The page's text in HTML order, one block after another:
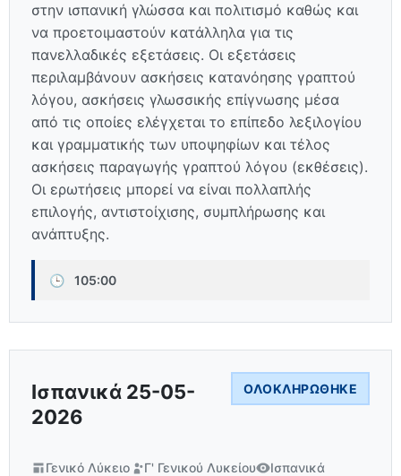
στην ισπανική γλώσσα και πολιτισμό καθώς και
να προετοιμαστούν κατάλληλα για τις
πανελλαδικές εξετάσεις. Οι εξετάσεις
περιλαμβάνουν ασκήσεις κατανόησης γραπτού
λόγου, ασκήσεις γλωσσικής επίγνωσης μέσα
από τις οποίες ελέγχεται το επίπεδο λεξιλογίου
και γραμματικής των υποψηφίων και τέλος
ασκήσεις παραγωγής γραπτού λόγου (εκθέσεις).
Οι ερωτήσεις μπορεί να είναι πολλαπλής
επιλογής, αντιστοίχισης, συμπλήρωσης και
ανάπτυξης.
🕒 105:00
Ισπανικά 25-05-
2026
ΟΛΟΚΛΗΡΏΘΗΚΕ
Γενικό Λύκειο Γ' Γενικού Λυκείου
Ισπανικά